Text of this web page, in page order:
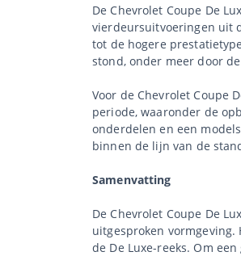
De Chevrolet Coupe De
vierdeursuitvoeringen uit
tot de hogere
stond, onder meer door
Voor de Chevrolet Coupe
periode, waaronder de
onderdelen en een
binnen de lijn van de
Samenvatting
De Chevrolet Coupe De
uitgesproken
de De Luxe-reeks. Om